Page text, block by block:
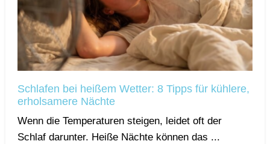
Schlafen bei heißem Wetter: 8 Tipps für kühlere,
erholsamere Nächte
Wenn die Temperaturen steigen, leidet oft der
Schlaf darunter. Heiße Nächte können das ...